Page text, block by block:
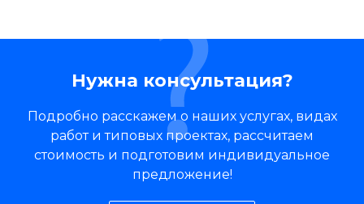
Нужна консультация?
Подробно расскажем о наших услугах, видах
работ и типовых проектах, рассчитаем
стоимость и подготовим индивидуальное
предложение!